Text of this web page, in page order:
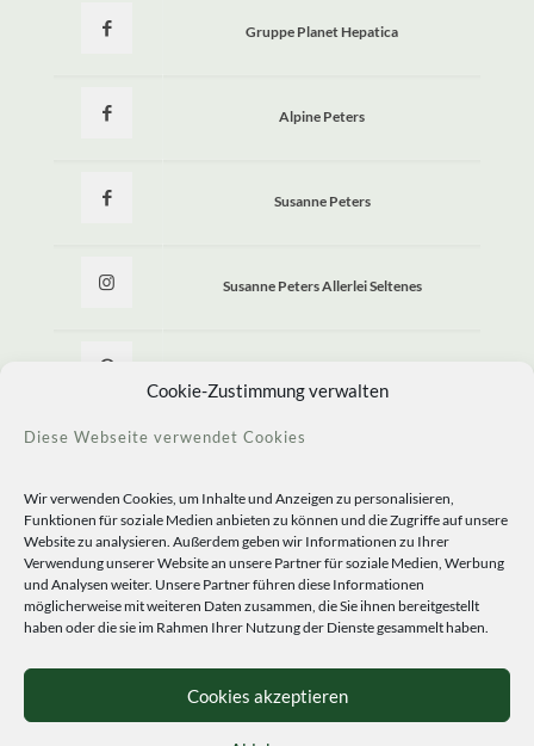
Cookie-Zustimmung verwalten
Diese Webseite verwendet Cookies
Wir verwenden Cookies, um Inhalte und Anzeigen zu personalisieren,
Funktionen für soziale Medien anbieten zu können und die Zugriffe auf unsere
Website zu analysieren. Außerdem geben wir Informationen zu Ihrer
Verwendung unserer Website an unsere Partner für soziale Medien, Werbung
und Analysen weiter. Unsere Partner führen diese Informationen
möglicherweise mit weiteren Daten zusammen, die Sie ihnen bereitgestellt
haben oder die sie im Rahmen Ihrer Nutzung der Dienste gesammelt haben.
Cookies akzeptieren
Gruppe Planet Hepatica
Alpine Peters
Susanne Peters
Susanne Peters Allerlei Seltenes